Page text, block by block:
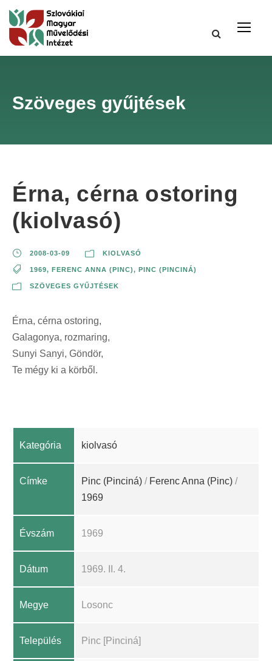
Szöveges gyűjtések
Érna, cérna ostoring
(kiolvasó)
2008-03-09 KIOLVASÓ
1969, FERENC ANNA (PINC), PINC (PINCINÁ)
SZÖVEGES GYŰJTÉSEK
Érna, cérna ostoring,
Galagonya, rozmaring,
Sunyi Sanyi, Göndör,
Te mégy ki a körből.
Kategória kiolvasó
Címke Pinc (Pinciná) / Ferenc Anna (Pinc) /
1969
Évszám 1969
Dátum 1969. II. 4.
Megye Losonc
Település Pinc [Pinciná]